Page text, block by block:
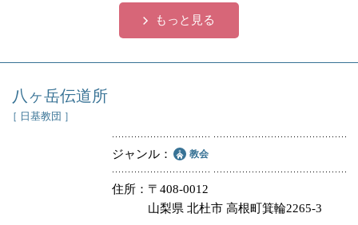
お店・企業・その他
もっと見る
八ヶ岳伝道所
［ 日基教団 ］
ジャンル 教会
住所
〒408-0012
山梨県 北杜市 高根町箕輪2265-3